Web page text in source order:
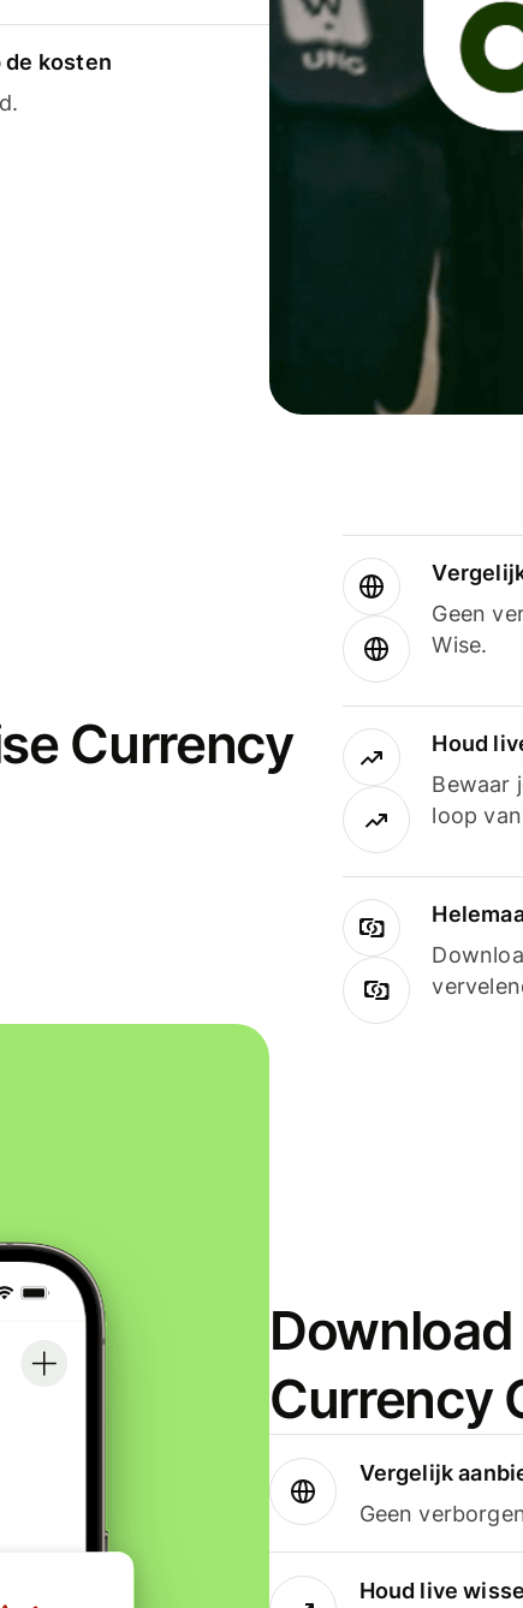
de kosten
Currency
Geen
Wise.
Houd
Bewaar
loop
Currency
Vergelijk
Geen
Houd live